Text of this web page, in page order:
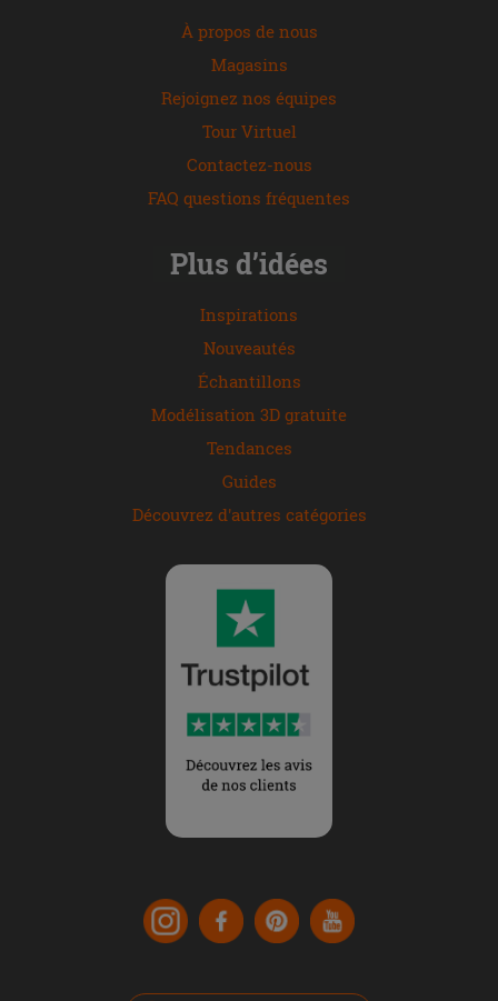
À propos de nous
Magasins
Rejoignez nos équipes
Tour Virtuel
Contactez-nous
FAQ questions fréquentes
Plus d’idées
Inspirations
Nouveautés
Échantillons
Modélisation 3D gratuite
Tendances
Guides
Découvrez d'autres catégories